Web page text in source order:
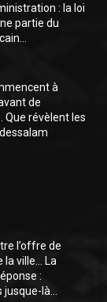
: la loi
partie du
à
de
Que révèlent les
l’offre de
la ville… La
:
là...